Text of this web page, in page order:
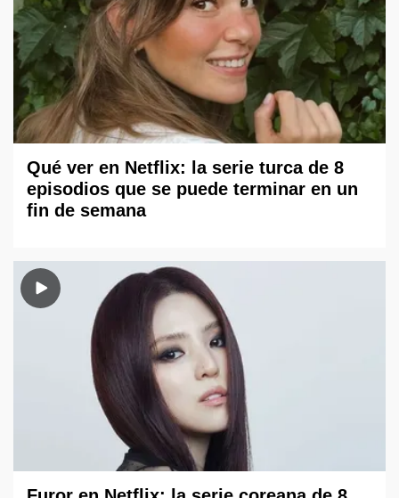
Qué ver en Netflix: la serie turca de 8
episodios que se puede terminar en un
fin de semana